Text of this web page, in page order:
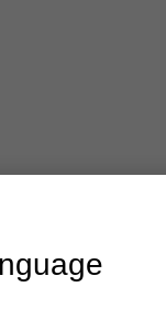
wie
für ein